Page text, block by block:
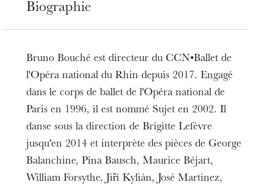
Biographie
Bruno Bouché est directeur du CCN•Ballet de
l'Opéra national du Rhin depuis 2017. Engagé
dans le corps de ballet de l'Opéra national de
Paris en 1996, il est nommé Sujet en 2002. Il
danse sous la direction de Brigitte Lefèvre
jusqu'en 2014 et interprète des pièces de George
Balanchine, Pina Bausch, Maurice Béjart,
William Forsythe, Jiří Kylián, José Martinez,